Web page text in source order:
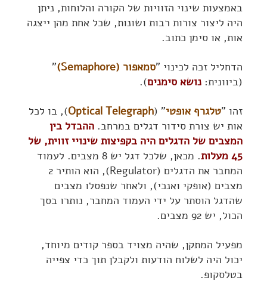
באמצעות שינוי הזוויות של הקורה והלוחות, ניתן
היה ליצור צורות רבות ושונות, שכל אחת מהן ייצגה
אות, או סימן כתוב.
הדחליל זכה לכינוי "סמאפור (Semaphore)
"
(ביוונית: נושא סימנים).
זהו "טלגרף אופטי" (
Optical Telegraph), בו לכל
אות יש צורת סידור דגלים במרחב. ההבדל בין
המצבים של הדגלים היה בקפיצות שינויי זווית, של
45 מעלות
. מכאן, שלכל דגל יש 8 מצבים. לעמוד
המחבר את הדגלים (Regulator), הוא הותיר 2
מצבים (אופקי ואנכי), ולאחר שנפסלו מצבים
שהדגל הוסתר על ידי העמוד המחבר, נותרו בסך
הכול, יש 92 מצבים.
מפעיל המתקן, שהיה מצויד בספר קודים מיוחד,
יכול היה לשלוח הודעות ולקבלן תוך כדי צפייה
בטלסקופ.